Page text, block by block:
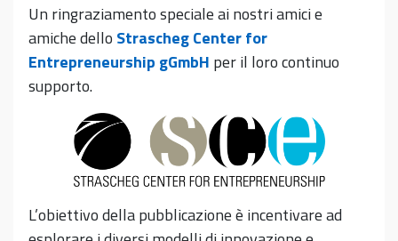
Un ringraziamento speciale ai nostri amici e
amiche dello Strascheg Center for
Entrepreneurship gGmbH per il loro continuo
supporto.
L’obiettivo della pubblicazione è incentivare ad